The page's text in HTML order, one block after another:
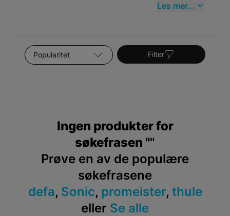
Les mer...
Sorter etter Filter
Ingen produkter for
søkefrasen ""
Prøve en av de populære
søkefrasene
defa, Sonic, promeister, thule
eller Se alle